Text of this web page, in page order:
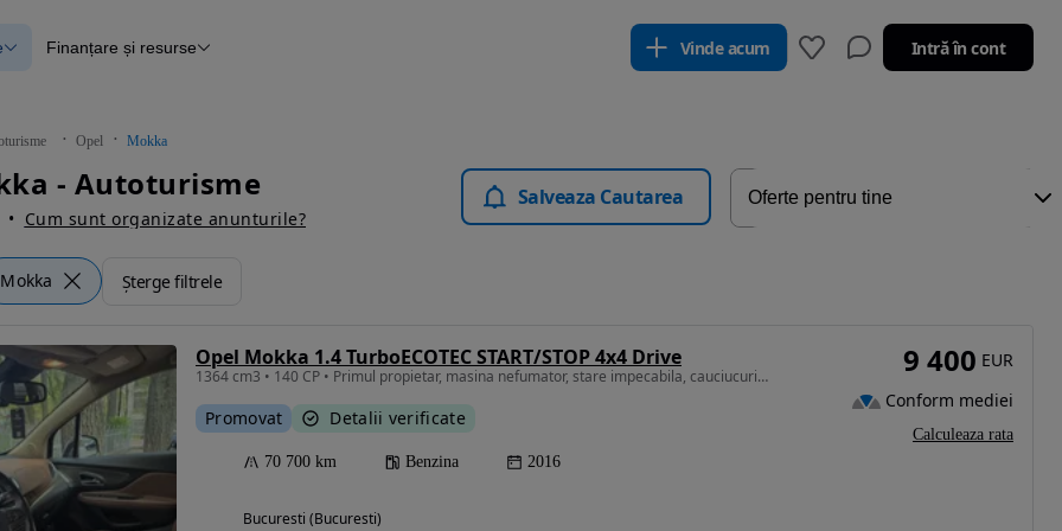
verificate
Blog Autovit.ro
Finanțare și resurse Vinde acum Intră în cont
Opel Mokka
- Autoturisme
Cum sunt organizate anunturile?
Salveaza Cautarea
Mokka Șterge filtrele
Opel Mokka 1.4 TurboECOTEC START/STOP 4x4 Drive
1364 cm3 • 140 CP • Primul propietar, masina nefumator, stare impecabila, cauciucuri noi .
Promovat Detalii verificate
70 700 km Benzina 2016
Bucuresti (Bucuresti)
9 400 EUR
Conform mediei
Calculeaza rata